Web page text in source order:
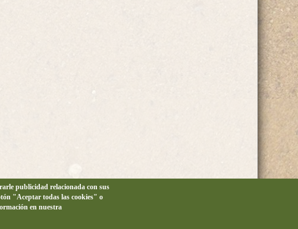
publicidad relacionada con sus
"Aceptar todas las cookies" o
en nuestra